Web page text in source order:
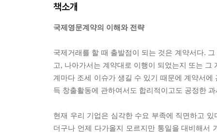
책소개
국제영문계약의 이해와 전략
국제거래를 할 때 출발점이 되는 것은 계약서다.
고, 나아가서는 계약대로 이행이 되었는지 또는
계마다 조세 이슈가 생길 수 있기 때문에 계약서
득 창출활동에 관하여서도 합리적이고도 공정한
현재 우리 기업은 심각한 수요 부족에 직면하고
더구나 언제 다가올지 모르지만 통일을 대비해서